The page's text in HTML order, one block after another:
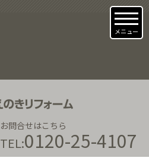
お問合せはこちら
TEL:0120-25-4107
メニュー